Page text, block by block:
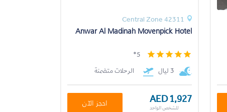
Central Zone 42311
Anwar Al Madinah Movenpick Hotel
5*
3 ليال
الرحلات متضمنة
AED 1,927
للشخص الواحد احجز الآن